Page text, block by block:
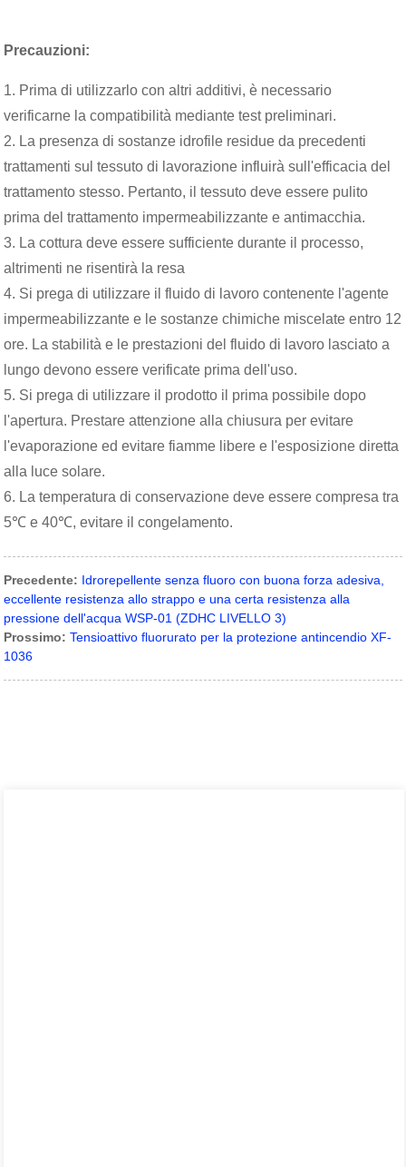
Precauzioni:
1. Prima di utilizzarlo con altri additivi, è necessario
verificarne la compatibilità mediante test preliminari.
2. La presenza di sostanze idrofile residue da precedenti
trattamenti sul tessuto di lavorazione influirà sull'efficacia del
trattamento stesso. Pertanto, il tessuto deve essere pulito
prima del trattamento impermeabilizzante e antimacchia.
3. La cottura deve essere sufficiente durante il processo,
altrimenti ne risentirà la resa
4. Si prega di utilizzare il fluido di lavoro contenente l'agente
impermeabilizzante e le sostanze chimiche miscelate entro 12
ore. La stabilità e le prestazioni del fluido di lavoro lasciato a
lungo devono essere verificate prima dell'uso.
5. Si prega di utilizzare il prodotto il prima possibile dopo
l'apertura. Prestare attenzione alla chiusura per evitare
l'evaporazione ed evitare fiamme libere e l'esposizione diretta
alla luce solare.
6. La temperatura di conservazione deve essere compresa tra
5℃ e 40℃, evitare il congelamento.
Precedente: Idrorepellente senza fluoro con buona forza adesiva,
eccellente resistenza allo strappo e una certa resistenza alla
pressione dell'acqua WSP-01 (ZDHC LIVELLO 3)
Prossimo: Tensioattivo fluorurato per la protezione antincendio XF-
1036